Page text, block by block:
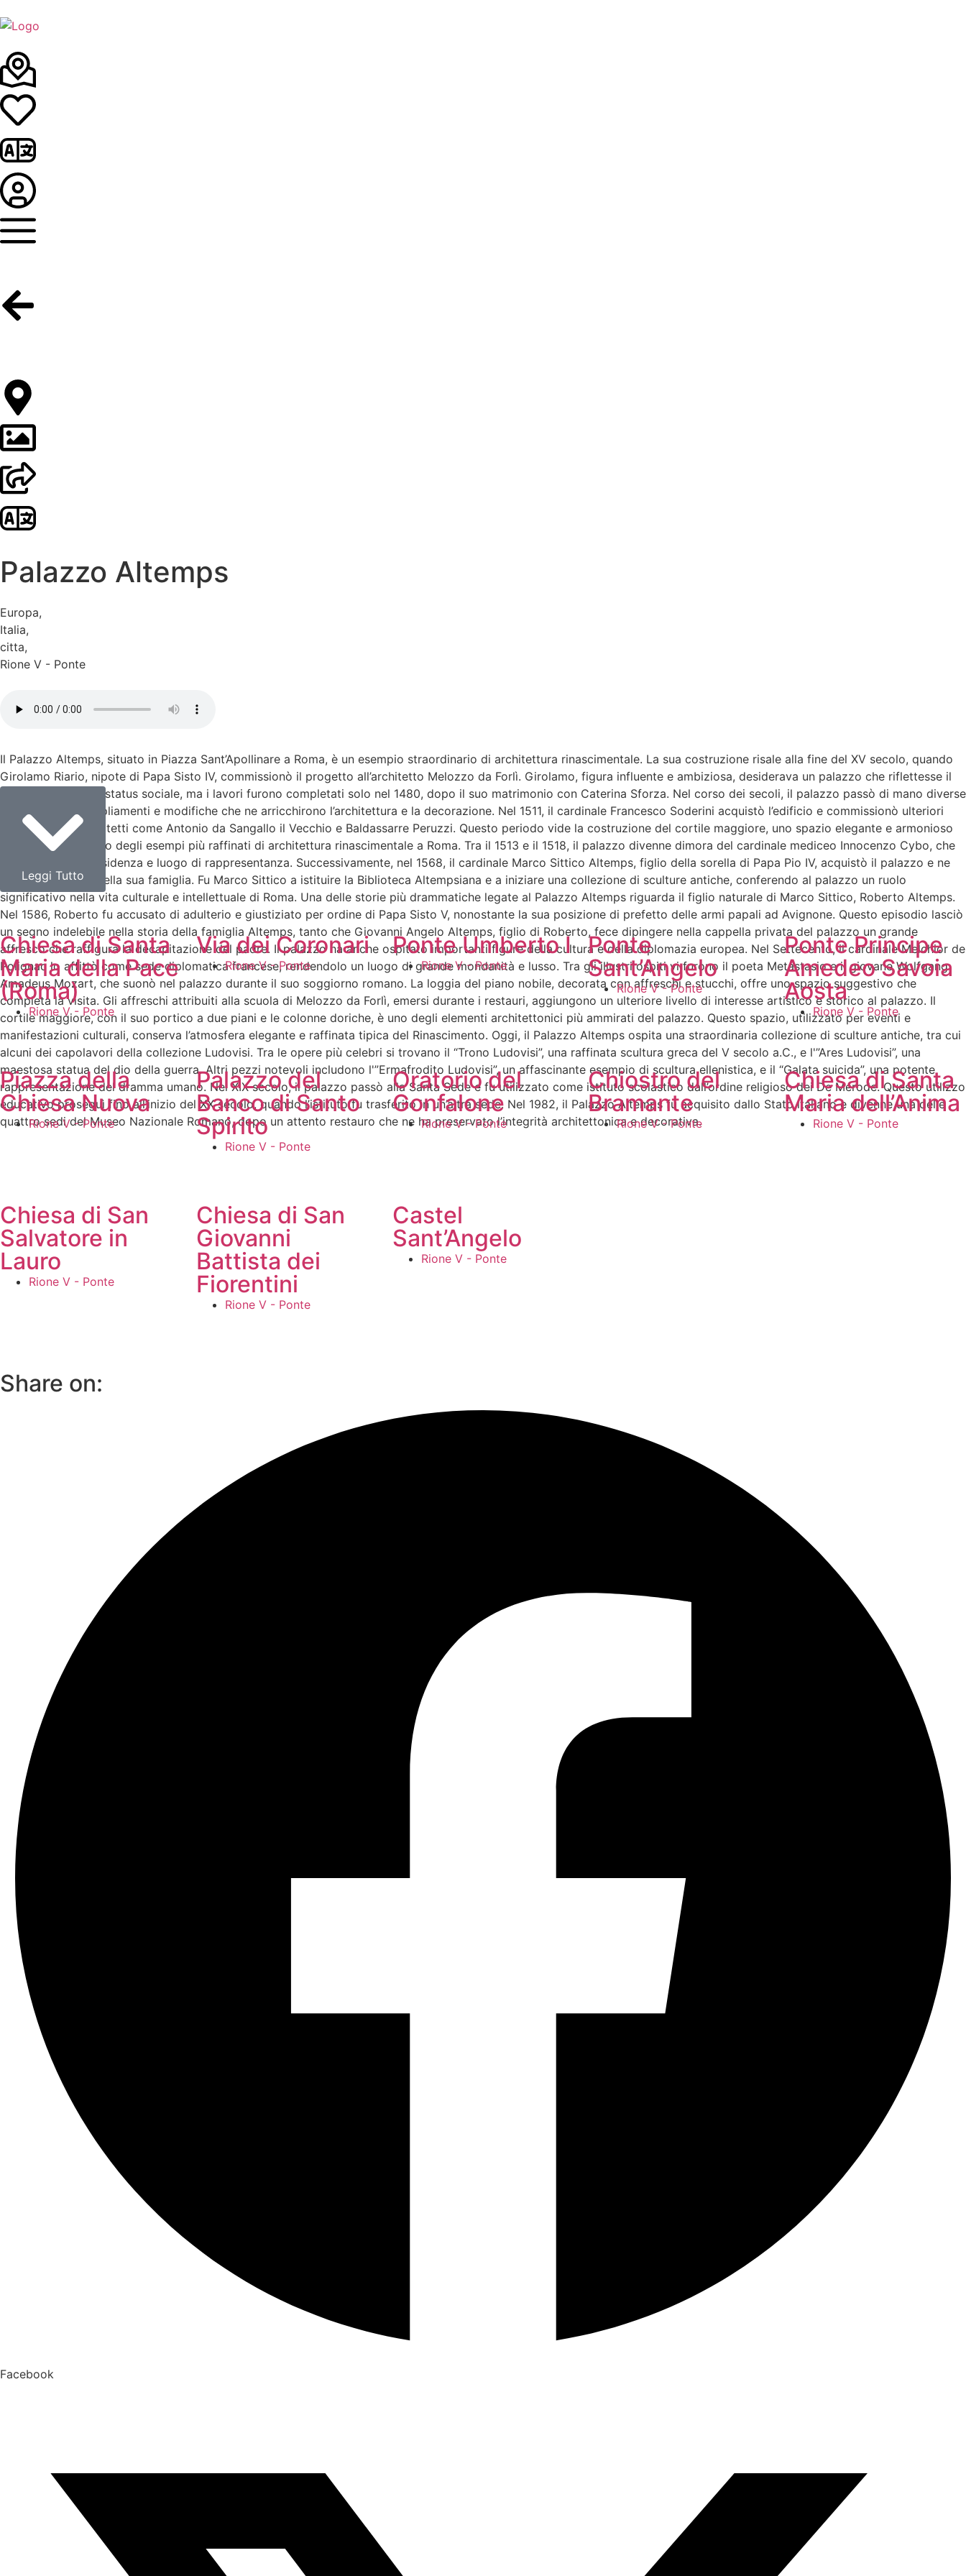
Palazzo Altemps
Europa,
Italia,
citta,
Rione V - Ponte
Il Palazzo Altemps, situato in Piazza Sant’Apollinare a Roma, è un esempio straordinario di architettura rinascimentale. La sua costruzione risale alla fine del XV secolo, quando
Girolamo Riario, nipote di Papa Sisto IV, commissionò il progetto all’architetto Melozzo da Forlì. Girolamo, figura influente e ambiziosa, desiderava un palazzo che riflettesse il
suo potere e il suo status sociale, ma i lavori furono completati solo nel 1480, dopo il suo matrimonio con Caterina Sforza. Nel corso dei secoli, il palazzo passò di mano diverse
volte, subendo ampliamenti e modifiche che ne arricchirono l’architettura e la decorazione. Nel 1511, il cardinale Francesco Soderini acquistò l’edificio e commissionò ulteriori
lavori a illustri architetti come Antonio da Sangallo il Vecchio e Baldassarre Peruzzi. Questo periodo vide la costruzione del cortile maggiore, uno spazio elegante e armonioso
che rappresenta uno degli esempi più raffinati di architettura rinascimentale a Roma. Tra il 1513 e il 1518, il palazzo divenne dimora del cardinale mediceo Innocenzo Cybo, che
lo utilizzò come residenza e luogo di rappresentanza. Successivamente, nel 1568, il cardinale Marco Sittico Altemps, figlio della sorella di Papa Pio IV, acquistò il palazzo e ne
fece la residenza della sua famiglia. Fu Marco Sittico a istituire la Biblioteca Altempsiana e a iniziare una collezione di sculture antiche, conferendo al palazzo un ruolo
significativo nella vita culturale e intellettuale di Roma. Una delle storie più drammatiche legate al Palazzo Altemps riguarda il figlio naturale di Marco Sittico, Roberto Altemps.
Nel 1586, Roberto fu accusato di adulterio e giustiziato per ordine di Papa Sisto V, nonostante la sua posizione di prefetto delle armi papali ad Avignone. Questo episodio lasciò
un segno indelebile nella storia della famiglia Altemps, tanto che Giovanni Angelo Altemps, figlio di Roberto, fece dipingere nella cappella privata del palazzo un grande
affresco che raffigura la decapitazione del padre. Il palazzo ha anche ospitato importanti figure della cultura e della diplomazia europea. Nel Settecento, il cardinale Melchior de
Polignac lo affittò come sede diplomatica francese, rendendolo un luogo di grande mondanità e lusso. Tra gli illustri ospiti vi furono il poeta Metastasio e il giovane Wolfgang
Amadeus Mozart, che suonò nel palazzo durante il suo soggiorno romano. La loggia del piano nobile, decorata con affreschi e stucchi, offre uno spazio suggestivo che
completa la visita. Gli affreschi attribuiti alla scuola di Melozzo da Forlì, emersi durante i restauri, aggiungono un ulteriore livello di interesse artistico e storico al palazzo. Il
cortile maggiore, con il suo portico a due piani e le colonne doriche, è uno degli elementi architettonici più ammirati del palazzo. Questo spazio, utilizzato per eventi e
manifestazioni culturali, conserva l’atmosfera elegante e raffinata tipica del Rinascimento. Oggi, il Palazzo Altemps ospita una straordinaria collezione di sculture antiche, tra cui
alcuni dei capolavori della collezione Ludovisi. Tra le opere più celebri si trovano il “Trono Ludovisi”, una raffinata scultura greca del V secolo a.C., e l'”Ares Ludovisi”, una
maestosa statua del dio della guerra. Altri pezzi notevoli includono l'”Ermafrodito Ludovisi”, un affascinante esempio di scultura ellenistica, e il “Galata suicida”, una potente
rappresentazione del dramma umano. Nel XIX secolo, il palazzo passò alla Santa Sede e fu utilizzato come istituto scolastico dall’ordine religioso dei De Merode. Questo utilizzo
educativo proseguì fino all’inizio del XX secolo, quando l’istituto fu trasferito in un’altra sede. Nel 1982, il Palazzo Altemps fu acquisito dallo Stato italiano e divenne una delle
quattro sedi del Museo Nazionale Romano, dopo un attento restauro che ne ha preservato l’integrità architettonica e decorativa.
Leggi Tutto
Chiesa di Santa
Maria della Pace
(Roma)
Rione V - Ponte
Via dei Coronari
Rione V - Ponte
Ponte Umberto I
Rione V - Ponte
Ponte
Sant’Angelo
Rione V - Ponte
Ponte Principe
Amedeo Savoia
Aosta
Rione V - Ponte
Piazza della
Chiesa Nuova
Rione V - Ponte
Palazzo del
Banco di Santo
Spirito
Rione V - Ponte
Oratorio del
Gonfalone
Rione V - Ponte
Chiostro del
Bramante
Rione V - Ponte
Chiesa di Santa
Maria dell’Anima
Rione V - Ponte
Chiesa di San
Salvatore in
Lauro
Rione V - Ponte
Chiesa di San
Giovanni
Battista dei
Fiorentini
Rione V - Ponte
Castel
Sant’Angelo
Rione V - Ponte
Share on:
Facebook